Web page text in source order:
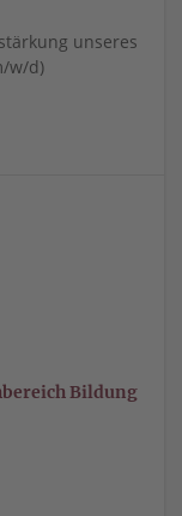
unseres
w/d)
Bildung